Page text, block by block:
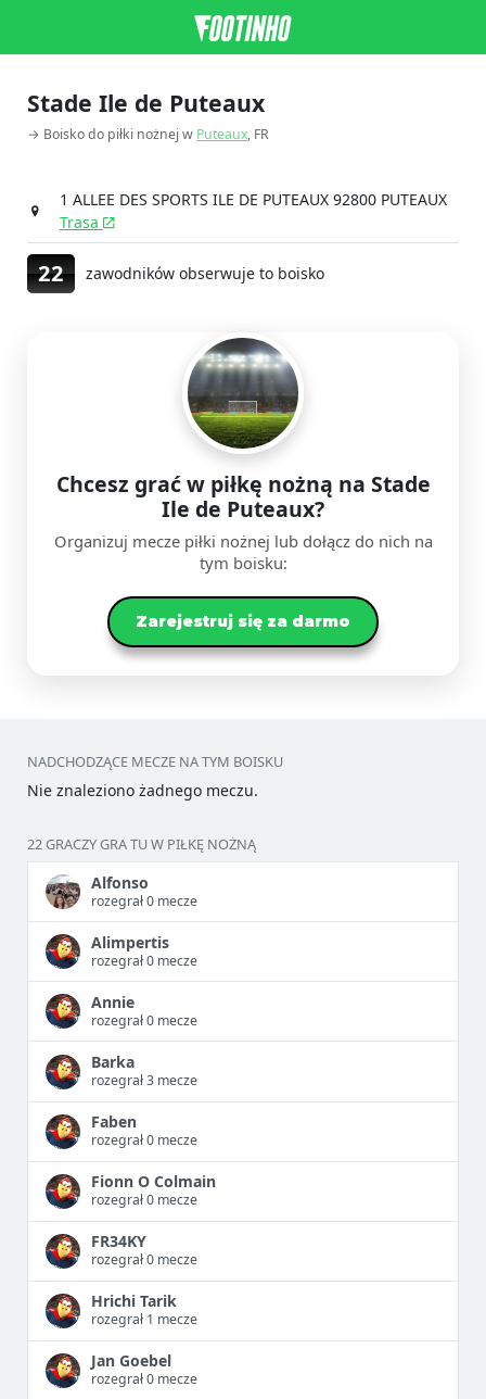
Stade Ile de Puteaux
→ Boisko do piłki nożnej w Puteaux, FR
1 ALLEE DES SPORTS ILE DE PUTEAUX 92800 PUTEAUX
Trasa
22 zawodników obserwuje to boisko
Chcesz grać w piłkę nożną na Stade
Ile de Puteaux?
Organizuj mecze piłki nożnej lub dołącz do nich na
tym boisku:
Zarejestruj się za darmo
NADCHODZĄCE MECZE NA TYM BOISKU
Nie znaleziono żadnego meczu.
22 GRACZY GRA TU W PIŁKĘ NOŻNĄ
Alfonso
rozegrał 0 mecze
Alimpertis
rozegrał 0 mecze
Annie
rozegrał 0 mecze
Barka
rozegrał 3 mecze
Faben
rozegrał 0 mecze
Fionn O Colmain
rozegrał 0 mecze
FR34KY
rozegrał 0 mecze
Hrichi Tarik
rozegrał 1 mecze
Jan Goebel
rozegrał 0 mecze